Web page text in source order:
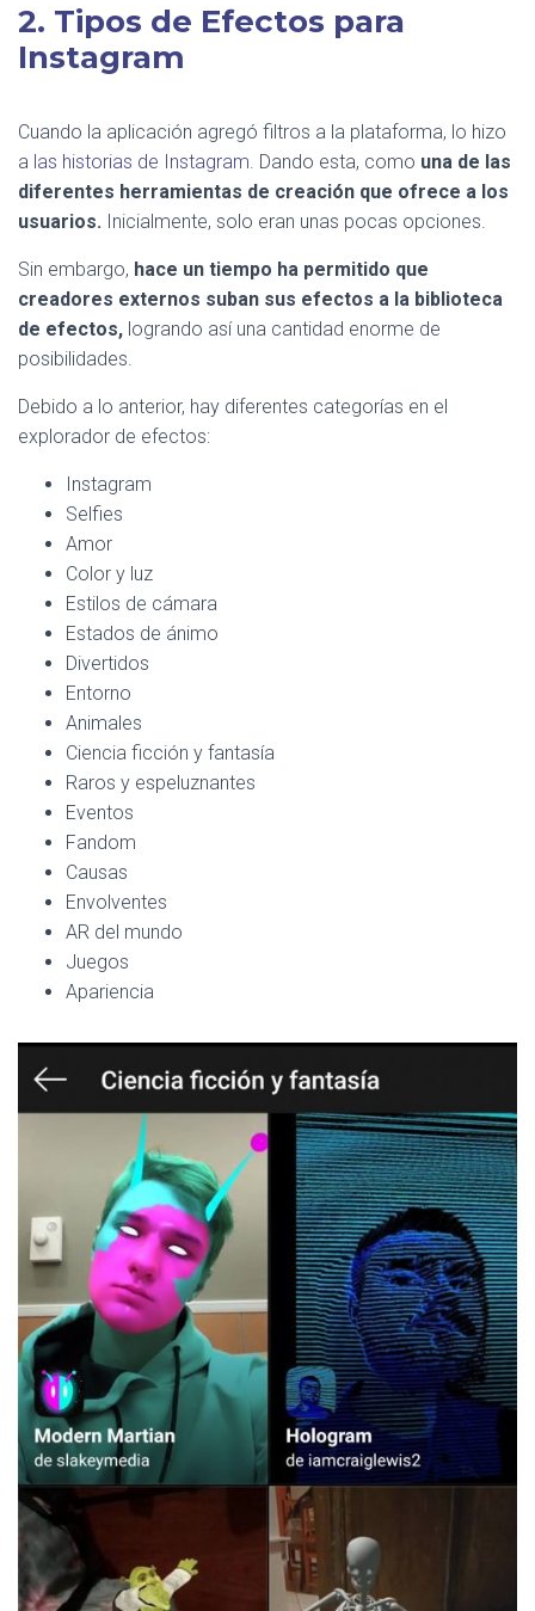
2. Tipos de Efectos para
Instagram
Cuando la aplicación agregó filtros a la plataforma, lo hizo
a las historias de Instagram. Dando esta, como una de las
diferentes herramientas de creación que ofrece a los
usuarios. Inicialmente, solo eran unas pocas opciones.
Sin embargo, hace un tiempo ha permitido que
creadores externos suban sus efectos a la biblioteca
de efectos, logrando así una cantidad enorme de
posibilidades.
Debido a lo anterior, hay diferentes categorías en el
explorador de efectos:
Instagram
Selfies
Amor
Color y luz
Estilos de cámara
Estados de ánimo
Divertidos
Entorno
Animales
Ciencia ficción y fantasía
Raros y espeluznantes
Eventos
Fandom
Causas
Envolventes
AR del mundo
Juegos
Apariencia